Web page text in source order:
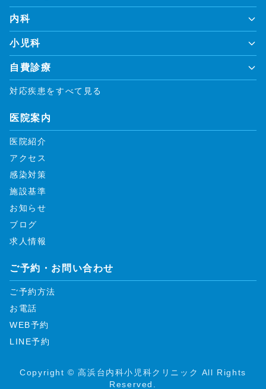
内科
小児科
自費診療
対応疾患をすべて見る
医院案内
医院紹介
アクセス
感染対策
施設基準
お知らせ
ブログ
求人情報
ご予約・お問い合わせ
ご予約方法
お電話
WEB予約
LINE予約
Copyright ©高浜台内科小児科クリニック All Rights
Reserved.